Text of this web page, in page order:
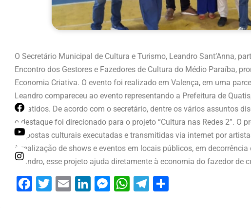
O Secretário Municipal de Cultura e Turismo, Leandro Sant’Anna,
Encontro dos Gestores e Fazedores de Cultura do Médio Paraíba,
Economia Criativa. O evento foi realizado em Valença, em uma
Leandro compareceu ao evento representando a Prefeitura de
debatidos. De acordo com o secretário, dentre os vários assuntos
o destaque foi direcionado para o projeto “Cultura nas Redes 2”. O
propostas culturais executadas e transmitidas via internet por
à realização de shows e eventos em locais públicos, em
Leandro, esse projeto ajuda diretamente à economia do fazedor de
Facebook
Twitter
EmailLinkedIn
Messenger
WhatsApp
Telegram